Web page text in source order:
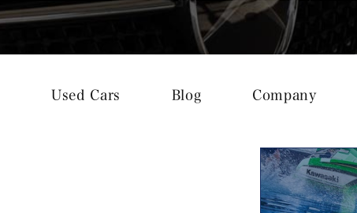
Used Cars Blog Company